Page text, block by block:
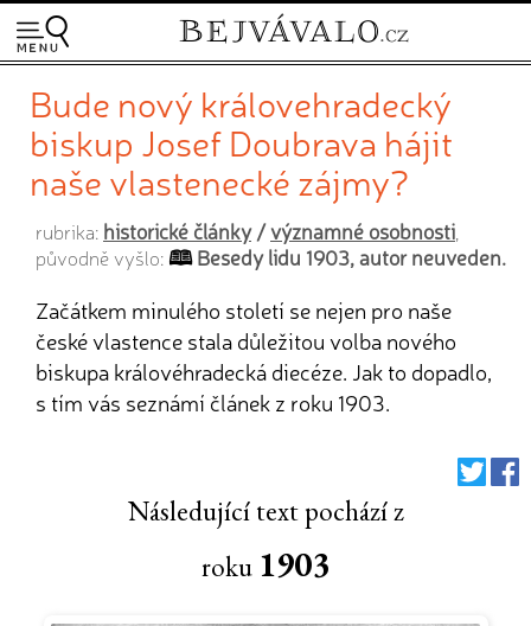
Bude nový královehradecký
biskup Josef Doubrava hájit
naše vlastenecké zájmy?
rubrika: historické články/významné osobnosti
původně vyšlo:
Besedy lidu 1903, autor neuveden.
Začátkem minulého století se nejen pro naše
české vlastence stala důležitou volba nového
biskupa královéhradecká diecéze. Jak to dopadlo,
s tím vás seznámí článek z roku 1903.
Následující text pochází z
roku 1903